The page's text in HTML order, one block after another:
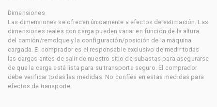
Dimensiones
Las dimensiones se ofrecen únicamente a efectos de estimación. Las
dimensiones reales con carga pueden variar en función de la altura
del camión/remolque y la configuración/posición de la máquina
cargada. El comprador es el responsable exclusivo de medir todas
las cargas antes de salir de nuestro sitio de subastas para asegurarse
de que la carga está lista para su transporte seguro. El comprador
debe verificar todas las medidas. No confíes en estas medidas para
efectos de transporte.